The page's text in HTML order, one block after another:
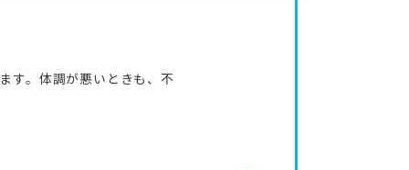
す。体調が悪いときも、不